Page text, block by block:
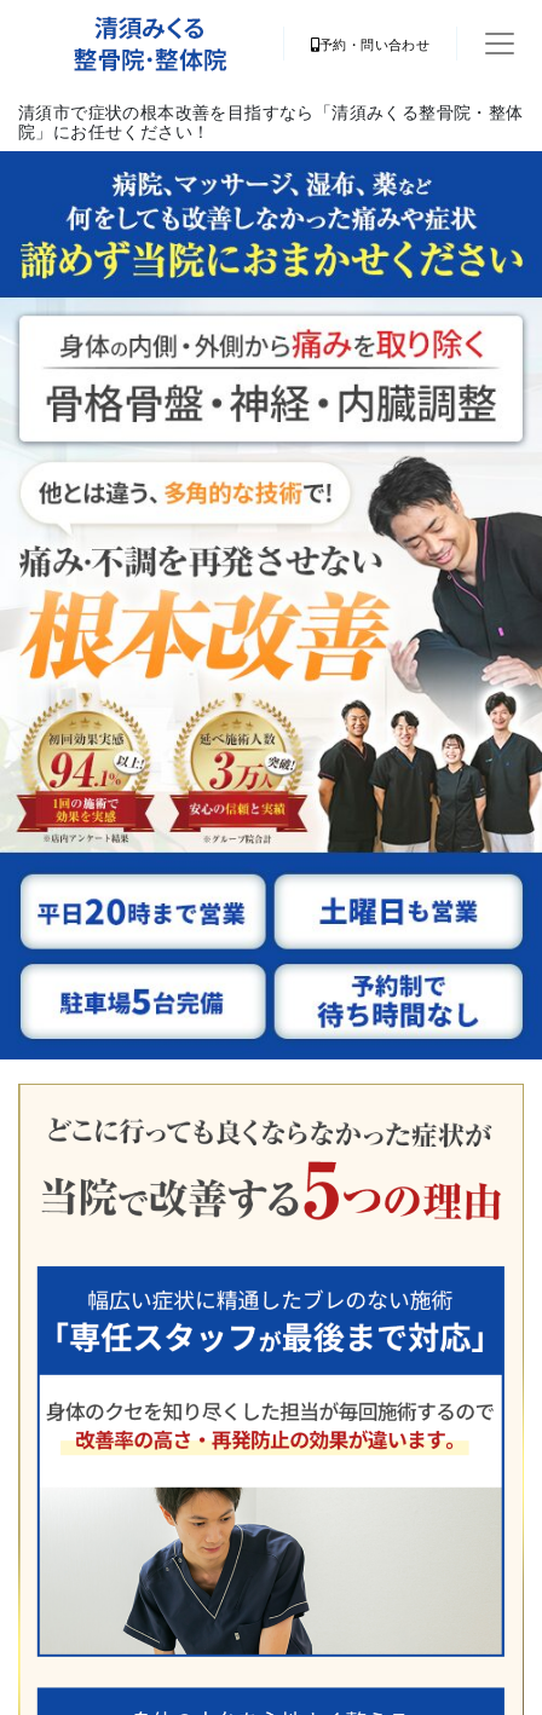
予約・問い合わせ
清須市で症状の根本改善を目指すなら「清須みくる整骨院・整体
院」にお任せください！